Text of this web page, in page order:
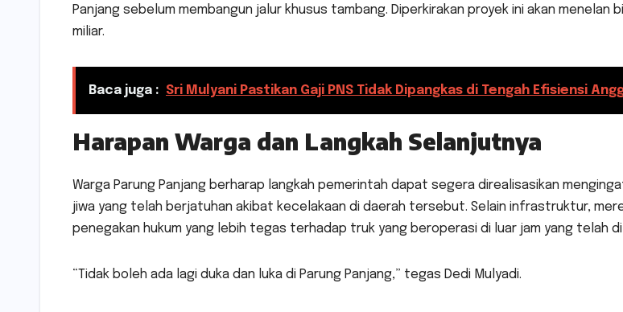
Panjang sebelum membangun jalur khusus tambang. Diperkirakan proyek ini akan menelan
miliar.
Baca juga : Sri Mulyani Pastikan Gaji PNS Tidak Dipangkas di Tengah Efisiensi
Harapan Warga dan Langkah Selanjutnya
Warga Parung Panjang berharap langkah pemerintah dapat segera direalisasikan
jiwa yang telah berjatuhan akibat kecelakaan di daerah tersebut. Selain infrastruktur,
penegakan hukum yang lebih tegas terhadap truk yang beroperasi di luar jam yang telah
“Tidak boleh ada lagi duka dan luka di Parung Panjang,” tegas Dedi Mulyadi.